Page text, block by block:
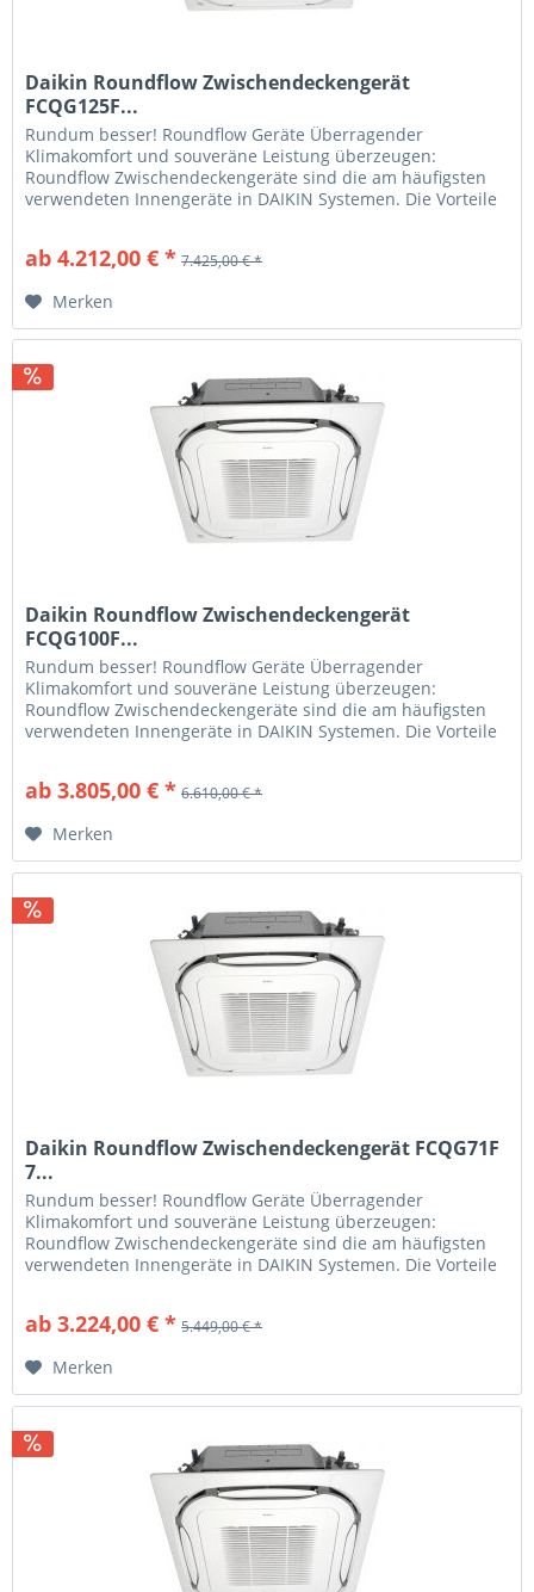
Daikin Roundflow Zwischendeckengerät
FCQG125F...
Rundum besser! Roundflow Geräte Überragender
Klimakomfort und souveräne Leistung überzeugen:
Roundflow Zwischendeckengeräte sind die am häufigsten
verwendeten Innengeräte in DAIKIN Systemen. Die Vorteile
ab 4.212,00 € * 7.425,00 € *
Merken
Daikin Roundflow Zwischendeckengerät
FCQG100F...
Rundum besser! Roundflow Geräte Überragender
Klimakomfort und souveräne Leistung überzeugen:
Roundflow Zwischendeckengeräte sind die am häufigsten
verwendeten Innengeräte in DAIKIN Systemen. Die Vorteile
ab 3.805,00 € * 6.610,00 € *
Merken
Daikin Roundflow Zwischendeckengerät FCQG71F
7...
Rundum besser! Roundflow Geräte Überragender
Klimakomfort und souveräne Leistung überzeugen:
Roundflow Zwischendeckengeräte sind die am häufigsten
verwendeten Innengeräte in DAIKIN Systemen. Die Vorteile
ab 3.224,00 € * 5.449,00 € *
Merken